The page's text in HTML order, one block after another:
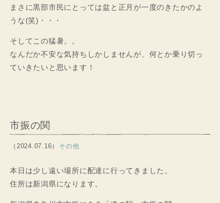
まさに黒部市民にとっては盆と正月が一度のきたかのよ
うな(笑)・・・
そしてこの猛暑。。
なんだか不安な気持ちしかしませんが、何とか乗り切っ
ていきたいと思います！
市振の関
（2024.07.16） その他
本日は少し遠い場所に配達に行ってきました。
住所は新潟県になります。